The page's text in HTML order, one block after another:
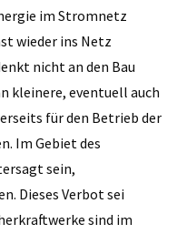
im Stromnetz
wieder ins Netz
nicht an den Bau
kleinere, eventuell auch
für den Betrieb der
Im Gebiet des
sein,
Dieses Verbot sei
sind im